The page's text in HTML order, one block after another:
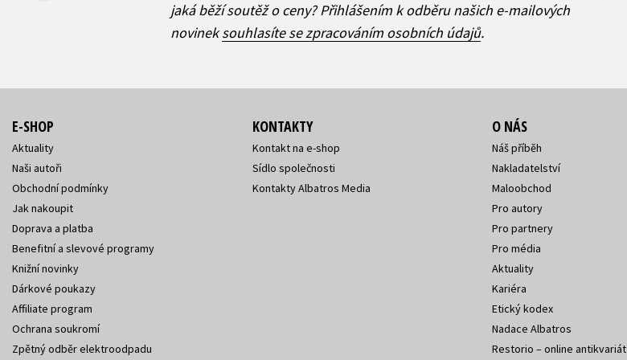
jaká běží soutěž o ceny? Přihlášením k odběru našich e-mailových
novineksouhlasíte se zpracováním osobních údajů.
E-SHOP
Aktuality
Naši autoři
Obchodní podmínky
Jak nakoupit
Doprava a platba
Benefitní a slevové programy
Knižní novinky
Dárkové poukazy
Affiliate program
Ochrana soukromí
Zpětný odběr elektroodpadu
KONTAKTY
Kontakt na e-shop
Sídlo společnosti
Kontakty Albatros Media
O NÁS
Náš příběh
Nakladatelství
Maloobchod
Pro autory
Pro partnery
Pro média
Aktuality
Kariéra
Etický kodex
Nadace Albatros
Restorio – online antikvariát